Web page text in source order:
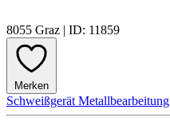
8055 Graz | ID: 11859
Merken
Schweißgerät Metallbearbeitung